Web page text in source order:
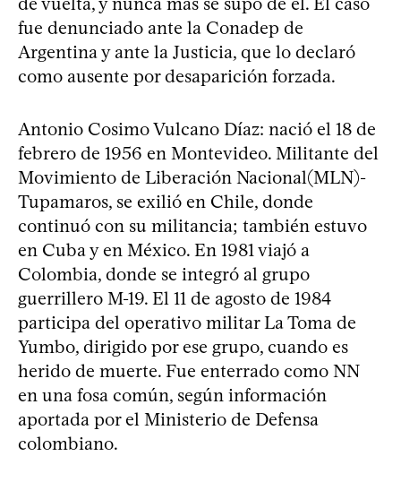
fue denunciado ante la Conadep de
Argentina y ante la Justicia, que lo declaró
como ausente por desaparición forzada.
Antonio Cosimo Vulcano Díaz: nació el 18 de
febrero de 1956 en Montevideo. Militante del
Movimiento de Liberación Nacional(MLN)-
Tupamaros, se exilió en Chile, donde
continuó con su militancia; también estuvo
en Cuba y en México. En 1981 viajó a
Colombia, donde se integró al grupo
guerrillero M-19. El 11 de agosto de 1984
participa del operativo militar La Toma de
Yumbo, dirigido por ese grupo, cuando es
herido de muerte. Fue enterrado como NN
en una fosa común, según información
aportada por el Ministerio de Defensa
colombiano.